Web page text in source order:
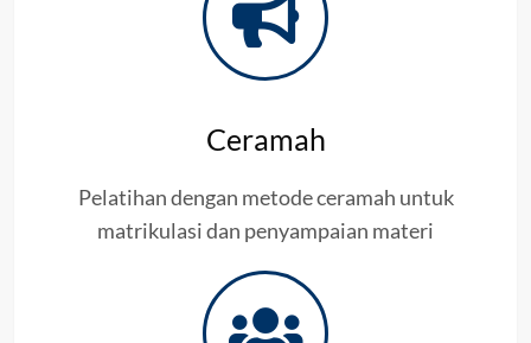
Ceramah
Pelatihan dengan metode ceramah untuk
matrikulasi dan penyampaian materi